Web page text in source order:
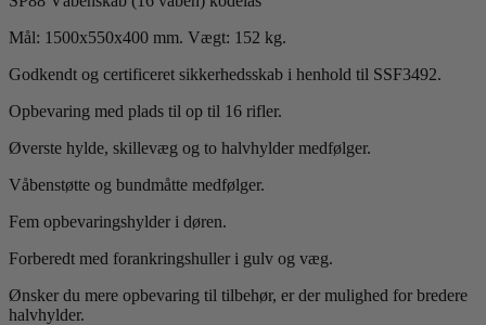
Mål: 1500x550x400 mm. Vægt: 152 kg.
Godkendt og certificeret sikkerhedsskab i henhold til SSF3492.
Opbevaring med plads til op til 16 rifler.
Øverste hylde, skillevæg og to halvhylder medfølger.
Våbenstøtte og bundmåtte medfølger.
Fem opbevaringshylder i døren.
Forberedt med forankringshuller i gulv og væg.
Ønsker du mere opbevaring til tilbehør, er der mulighed for bredere
halvhylder.